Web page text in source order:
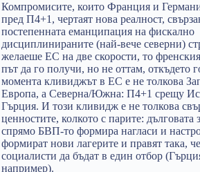
Компромисите, които Франция и
пред П4+1, чертаят нова реалност,
постепенната еманципация на фискално
дисциплинираните (най-вече северни)
желаеше ЕС на две скорости, то
път да го получи, но не оттам, откъдето
момента кливиджът в ЕС е не толкова
Европа, а Северна/Южна: П4+1 срещу
Гърция. И този кливидж е не толкова
ценностите, колкото с парите: дълговата
спрямо БВП-то формира нагласи и
формират нови лагерите и правят така,
социалисти да бъдат в един отбор
например).